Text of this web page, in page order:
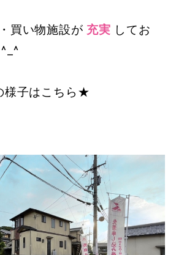
買い物施設が 充実 してお
様子はこちら★